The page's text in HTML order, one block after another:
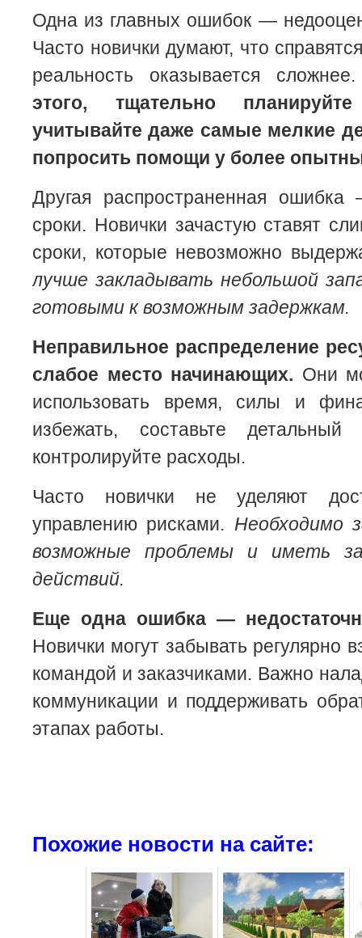
Одна из главных ошибок —
Часто новички думают, что
реальность оказывается
этого, тщательно
учитывайте даже самые мелкие
попросить помощи у более
Другая распространенная
сроки. Новички зачастую ставят
сроки, которые невозможно
лучше закладывать небольшой
готовыми к возможным задержкам.
Неправильное распределение
слабое место начинающих. Они
использовать время, силы и
избежать, составьте
контролируйте расходы.
Часто новички не уделяют
управлению рисками. Необходимо
возможные проблемы и иметь
действий.
Еще одна ошибка —
Новички могут забывать регулярно
командой и заказчиками. Важно
коммуникации и поддерживать
этапах работы.
Похожие новости на сайте: